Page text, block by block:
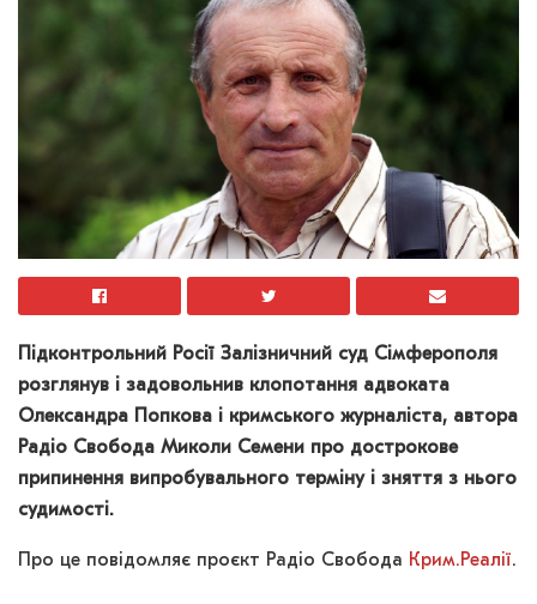
Підконтрольний Росії Залізничний суд Сімферополя
розглянув і задовольнив клопотання адвоката
Олександра Попкова і кримського журналіста, автора
Радіо Свобода Миколи Семени про дострокове
припинення випробувального терміну і зняття з нього
судимості.
Про це повідомляє проєкт Радіо Свобода Крим.Реалії.